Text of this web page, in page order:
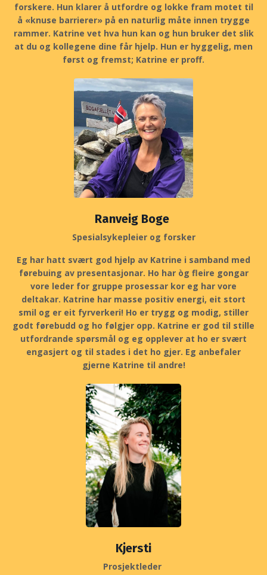
forskere. Hun klarer å utfordre og lokke fram motet til
å «knuse barrierer» på en naturlig måte innen trygge
rammer. Katrine vet hva hun kan og hun bruker det slik
at du og kollegene dine får hjelp. Hun er hyggelig, men
først og fremst; Katrine er proff.
Ranveig Boge
Spesialsykepleier og forsker
Eg har hatt svært god hjelp av Katrine i samband med
førebuing av presentasjonar. Ho har òg fleire gongar
vore leder for gruppe prosessar kor eg har vore
deltakar. Katrine har masse positiv energi, eit stort
smil og er eit fyrverkeri! Ho er trygg og modig, stiller
godt førebudd og ho følgjer opp. Katrine er god til stille
utfordrande spørsmål og eg opplever at ho er svært
engasjert og til stades i det ho gjer. Eg anbefaler
gjerne Katrine til andre!
Kjersti
Prosjektleder